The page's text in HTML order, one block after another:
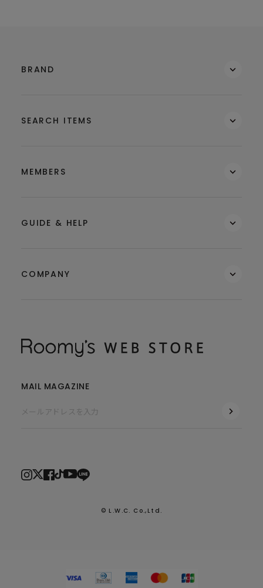
BRAND
SEARCH ITEMS
MEMBERS
GUIDE & HELP
COMPANY
MAIL MAGAZINE
© L.W.C. Co.,Ltd.